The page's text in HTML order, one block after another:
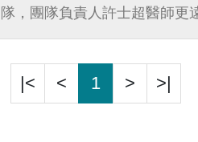
隊，團隊負責人許士超醫師更
全器官移植技術及術後照護...
|< < 1 > >|